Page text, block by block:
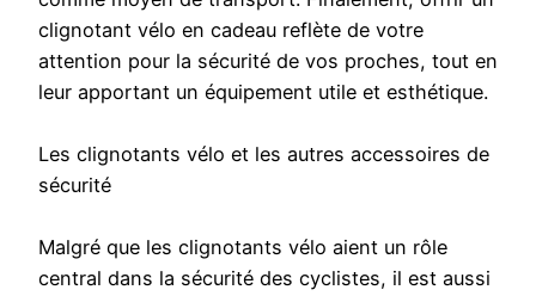
clignotant vélo en cadeau reflète de votre
attention pour la sécurité de vos proches, tout en
leur apportant un équipement utile et esthétique.
Les clignotants vélo et les autres accessoires de
sécurité
Malgré que les clignotants vélo aient un rôle
central dans la sécurité des cyclistes, il est aussi